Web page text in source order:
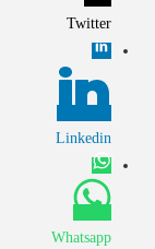
Twitter
Linkedin
Whatsapp